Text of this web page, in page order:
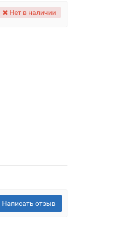
Нет в наличии
Написать отзыв